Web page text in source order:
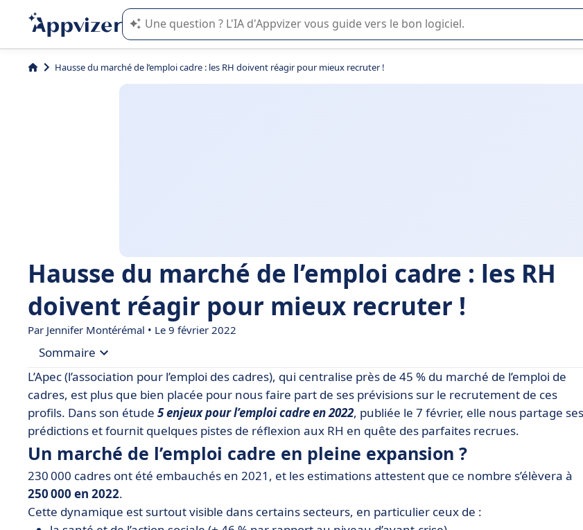
L'IA de Appvizer vous guide dans l'utilisation ou la sélection de logiciel SaaS en entreprise.
Hausse du marché de l’emploi cadre : les RH doivent réagir pour mieux recruter !
Hausse du marché de l’emploi cadre : les RH
doivent réagir pour mieux recruter !
Par Jennifer Montérémal • Le 9 février 2022
Sommaire
• Un marché de l’emploi cadre en pleine expansion ?
• Des difficultés de recrutement pour les RH
• De l’urgence de faire évoluer ses pratiques…
• … et d’élargir son champ de vision
L’Apec (l’association pour l’emploi des cadres), qui centralise près de 45 % du marché de l’emploi de
cadres, est plus que bien placée pour nous faire part de ses prévisions sur le recrutement de ces
profils. Dans son étude 5 enjeux pour l’emploi cadre en 2022, publiée le 7 février, elle nous partage ses
prédictions et fournit quelques pistes de réflexion aux RH en quête des parfaites recrues.
Un marché de l’emploi cadre en pleine expansion ?
230 000 cadres ont été embauchés en 2021, et les estimations attestent que ce nombre s’élèvera à
250 000 en 2022.
Cette dynamique est surtout visible dans certains secteurs, en particulier ceux de :